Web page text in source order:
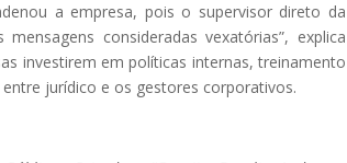
a empresa, pois o supervisor direto da
consideradas vexatórias”, explica
investirem em políticas internas, treinamento
jurídico e os gestores corporativos.